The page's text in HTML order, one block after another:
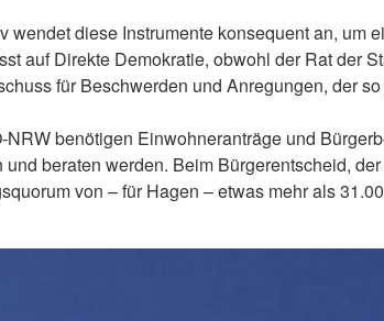
wendet diese Instrumente konsequent an, um
auf Direkte Demokratie, obwohl der Rat der
für Beschwerden und Anregungen, der
NRW benötigen Einwohneranträge und
und beraten werden. Beim Bürgerentscheid,
von – für Hagen – etwas mehr als